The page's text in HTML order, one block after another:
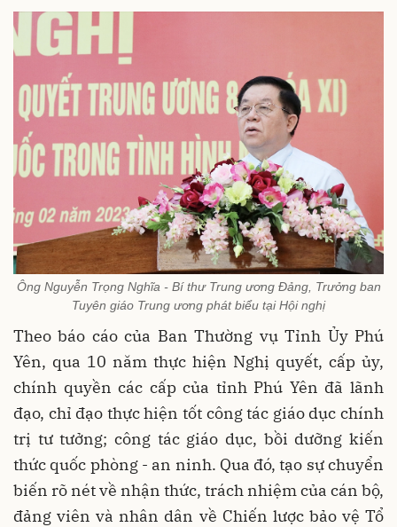
Ông Nguyễn Trọng Nghĩa - Bí thư Trung ương Đảng, Trưởng ban
Tuyên giáo Trung ương phát biểu tại Hội nghị
Theo báo cáo của Ban Thường vụ Tỉnh Ủy Phú
Yên, qua 10 năm thực hiện Nghị quyết, cấp ủy,
chính quyền các cấp của tỉnh Phú Yên đã lãnh
đạo, chỉ đạo thực hiện tốt công tác giáo dục chính
trị tư tưởng; công tác giáo dục, bồi dưỡng kiến
thức quốc phòng - an ninh. Qua đó, tạo sự chuyển
biến rõ nét về nhận thức, trách nhiệm của cán bộ,
đảng viên và nhân dân về Chiến lược bảo vệ Tổ